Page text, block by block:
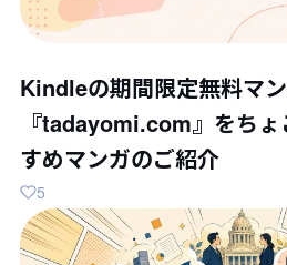
Kindleの期間限定無料マ
『tadayomi.com』をち
すめマンガのご紹介
5